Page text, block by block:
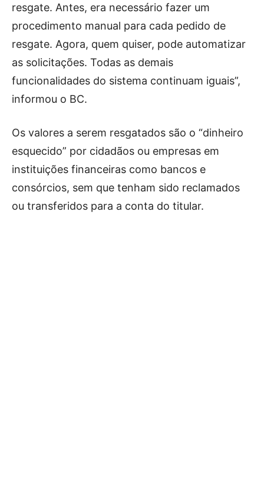
resgate. Antes, era necessário fazer um
procedimento manual para cada pedido de
resgate. Agora, quem quiser, pode automatizar
as solicitações. Todas as demais
funcionalidades do sistema continuam iguais”,
informou o BC.
Os valores a serem resgatados são o “dinheiro
esquecido” por cidadãos ou empresas em
instituições financeiras como bancos e
consórcios, sem que tenham sido reclamados
ou transferidos para a conta do titular.